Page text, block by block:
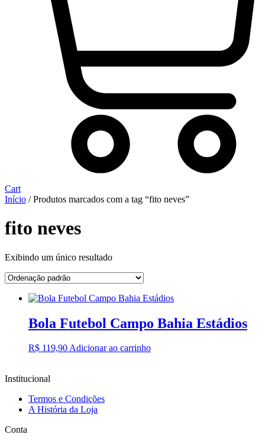
Cart
Início / Produtos marcados com a tag “fito neves”
fito neves
Exibindo um único resultado
Bola Futebol Campo Bahia Estádios
R$ 119,90Adicionar ao carrinho
Institucional
Termos e Condições
A História da Loja
Conta